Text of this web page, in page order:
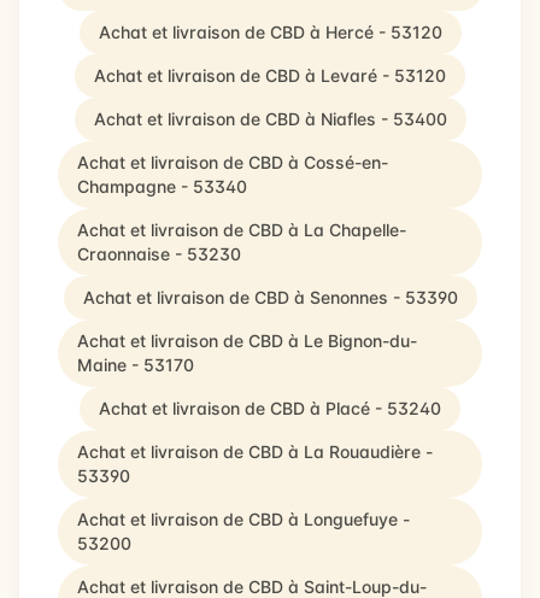
Achat et livraison de CBD à Hercé - 53120
Achat et livraison de CBD à Levaré - 53120
Achat et livraison de CBD à Niafles - 53400
Achat et livraison de CBD à Cossé-en-
Champagne - 53340
Achat et livraison de CBD à La Chapelle-
Craonnaise - 53230
Achat et livraison de CBD à Senonnes - 53390
Achat et livraison de CBD à Le Bignon-du-
Maine - 53170
Achat et livraison de CBD à Placé - 53240
Achat et livraison de CBD à La Rouaudière -
53390
Achat et livraison de CBD à Longuefuye -
53200
Achat et livraison de CBD à Saint-Loup-du-